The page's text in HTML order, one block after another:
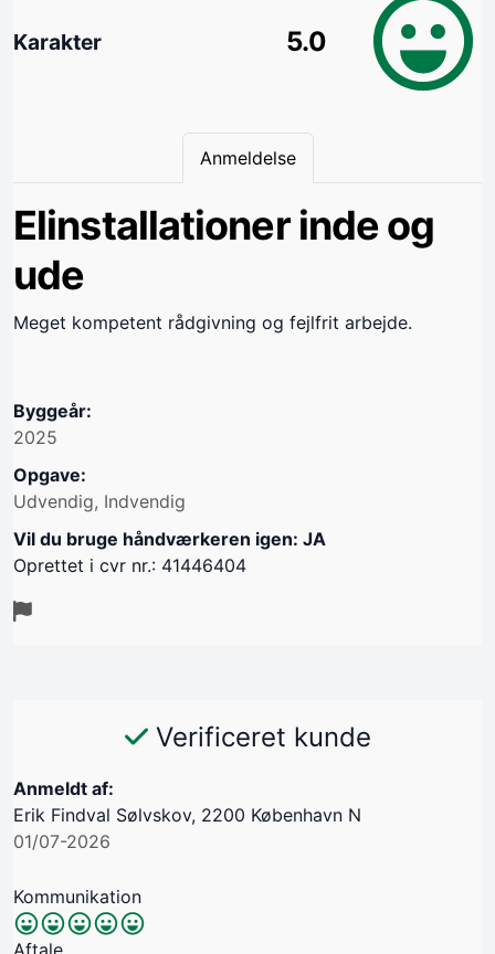
Karakter 5.0
Anmeldelse
Elinstallationer inde og
ude
Meget kompetent rådgivning og fejlfrit arbejde.
Byggeår:
2025
Opgave:
Udvendig, Indvendig
Vil du bruge håndværkeren igen: JA
Oprettet i cvr nr.: 41446404
Verificeret kunde
Anmeldt af:
Erik Findval Sølvskov, 2200 København N
01/07-2026
Kommunikation
Aftale